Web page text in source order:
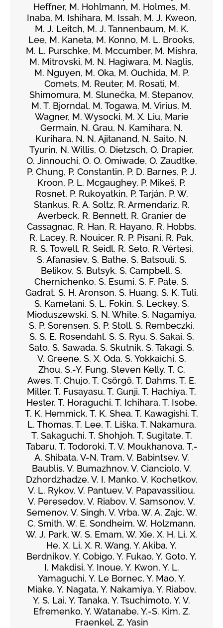
Heffner, M. Hohlmann, M. Holmes, M.
Inaba, M. Ishihara, M. Issah, M. J. Kweon,
M. J. Leitch, M. J. Tannenbaum, M. K.
Lee, M. Kaneta, M. Konno, M. L. Brooks,
M. L. Purschke, M. Mccumber, M. Mishra,
M. Mitrovski, M. N. Hagiwara, M. Naglis,
M. Nguyen, M. Oka, M. Ouchida, M. P.
Comets, M. Reuter, M. Rosati, M.
Shimomura, M. Slunečka, M. Stepanov,
M. T. Bjorndal, M. Togawa, M. Virius, M.
Wagner, M. Wysocki, M. X. Liu, Marie
Germain, N. Grau, N. Kamihara, N.
Kurihara, N. N. Ajitanand, N. Saito, N.
Tyurin, N. Willis, O. Dietzsch, O. Drapier,
O. Jinnouchi, O. O. Omiwade, O. Zaudtke,
P. Chung, P. Constantin, P. D. Barnes, P. J.
Kroon, P. L. Mcgaughey, P. Mikeš, P.
Rosnet, P. Rukoyatkin, P. Tarján, P. W.
Stankus, R. A. Soltz, R. Armendariz, R.
Averbeck, R. Bennett, R. Granier de
Cassagnac, R. Han, R. Hayano, R. Hobbs,
R. Lacey, R. Nouicer, R. P. Pisani, R. Pak,
R. S. Towell, R. Seidl, R. Seto, R. Vértesi,
S. Afanasiev, S. Bathe, S. Batsouli, S.
Belikov, S. Butsyk, S. Campbell, S.
Chernichenko, S. Esumi, S. F. Pate, S.
Gadrat, S. H. Aronson, S. Huang, S. K. Tuli,
S. Kametani, S. L. Fokin, S. Leckey, S.
Mioduszewski, S. N. White, S. Nagamiya,
S. P. Sorensen, S. P. Stoll, S. Rembeczki,
S. S. E. Rosendahl, S. S. Ryu, S. Sakai, S.
Sato, S. Sawada, S. Skutnik, S. Takagi, S.
V. Greene, S. X. Oda, S. Yokkaichi, S.
Zhou, S.-Y. Fung, Steven Kelly, T. C.
Awes, T. Chujo, T. Csörgő, T. Dahms, T. E.
Miller, T. Fusayasu, T. Gunji, T. Hachiya, T.
Hester, T. Horaguchi, T. Ichihara, T. Isobe,
T. K. Hemmick, T. K. Shea, T. Kawagishi, T.
L. Thomas, T. Lee, T. Liška, T. Nakamura,
T. Sakaguchi, T. Shohjoh, T. Sugitate, T.
Tabaru, T. Todoroki, T. V. Moukhanova, T.-
A. Shibata, V-N. Tram, V. Babintsev, V.
Baublis, V. Bumazhnov, V. Cianciolo, V.
Dzhordzhadze, V. I. Manko, V. Kochetkov,
V. L. Rykov, V. Pantuev, V. Papavassiliou,
V. Peresedov, V. Riabov, V. Samsonov, V.
Semenov, V. Singh, V. Vrba, W. A. Zajc, W.
C. Smith, W. E. Sondheim, W. Holzmann,
W. J. Park, W. S. Emam, W. Xie, X. H. Li, X.
He, X. Li, X. R. Wang, Y. Akiba, Y.
Berdnikov, Y. Cobigo, Y. Fukao, Y. Goto, Y.
I. Makdisi, Y. Inoue, Y. Kwon, Y. L.
Yamaguchi, Y. Le Bornec, Y. Mao, Y.
Miake, Y. Nagata, Y. Nakamiya, Y. Riabov,
Y. S. Lai, Y. Tanaka, Y. Tsuchimoto, Y. V.
Efremenko, Y. Watanabe, Y.-S. Kim, Z.
Fraenkel, Z. Yasin